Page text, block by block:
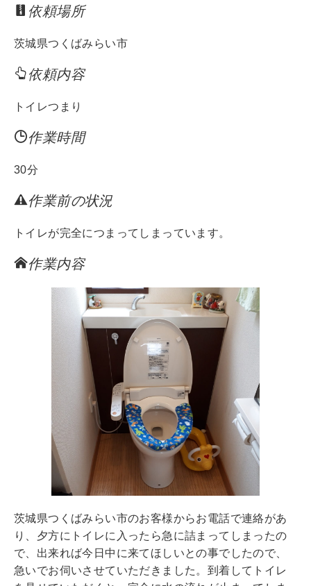
tt
er
e c
e
b
o
k
依頼場所
茨城県つくばみらい市
依頼内容
トイレつまり
作業時間
30分
作業前の状況
トイレが完全につまってしまっています。
作業内容
茨城県つくばみらい市のお客様からお電話で連絡があ
り、夕方にトイレに入ったら急に詰まってしまったの
で、出来れば今日中に来てほしいとの事でしたので、
急いでお伺いさせていただきました。到着してトイレ